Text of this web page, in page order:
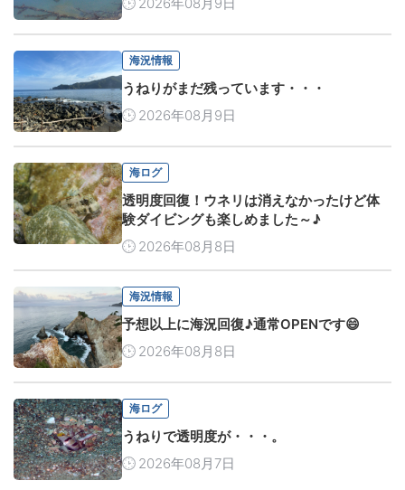
2026年08月9日
海況情報
うねりがまだ残っています・・・
2026年08月9日
海ログ
透明度回復！ウネリは消えなかったけど体
験ダイビングも楽しめました～♪
2026年08月8日
海況情報
予想以上に海況回復♪通常OPENです😄
2026年08月8日
海ログ
うねりで透明度が・・・。
2026年08月7日